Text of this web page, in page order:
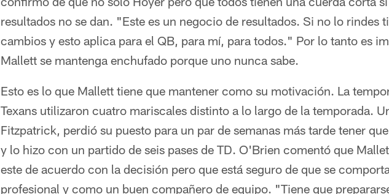
resultados no se dan. "Este es un negocio de resultados. Si no lo rindes
cambios y esto aplica para el QB, para mí, para todos." Por lo tanto es
Mallett se mantenga enchufado porque uno nunca sabe.
Esto es lo que Mallett tiene que mantener como su motivación. La
Texans utilizaron cuatro mariscales distinto a lo largo de la temporada.
Fitzpatrick, perdió su puesto para un par de semanas más tarde tener
y lo hizo con un partido de seis pases de TD. O'Brien comentó que
este de acuerdo con la decisión pero que está seguro de que se
profesional y como un buen compañero de equipo. "Tiene que